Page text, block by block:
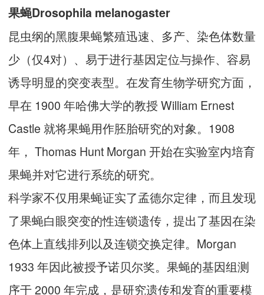
果蝇Drosophila melanogaster
昆虫纲的黑腹果蝇繁殖迅速、多产、染色体数量
少（仅4对）、易于进行基因定位与操作、容易
诱导明显的突变表型。在发育生物学研究方面，
早在 1900 年哈佛大学的教授 William Ernest
Castle 就将果蝇用作胚胎研究的对象。1908
年， Thomas Hunt Morgan 开始在实验室内培育
果蝇并对它进行系统的研究。
科学家不仅用果蝇证实了孟德尔定律，而且发现
了果蝇白眼突变的性连锁遗传，提出了基因在染
色体上直线排列以及连锁交换定律。Morgan
1933 年因此被授予诺贝尔奖。果蝇的基因组测
序于 2000 年完成，是研究遗传和发育的重要模